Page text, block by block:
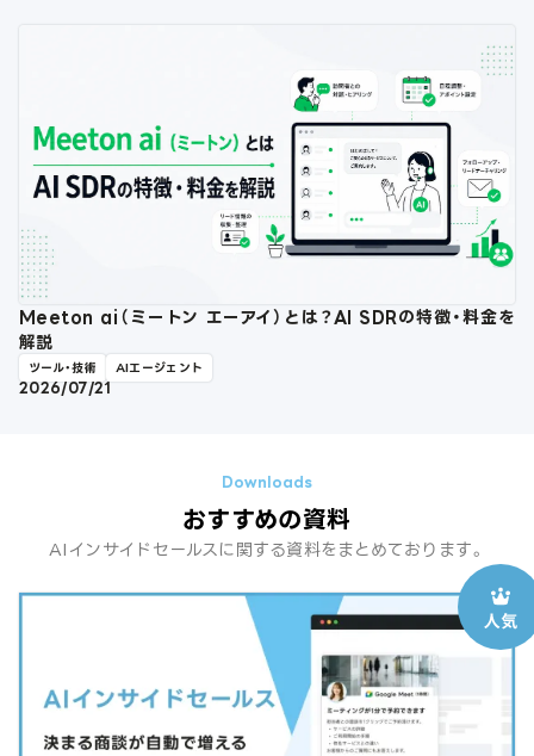
Meeton ai（ミートン エーアイ）とは？AI SDRの特徴・料金を
解説
ツール・技術 AIエージェント
2026/07/21
おすすめの資料
AIインサイドセールスに関する資料をまとめております。